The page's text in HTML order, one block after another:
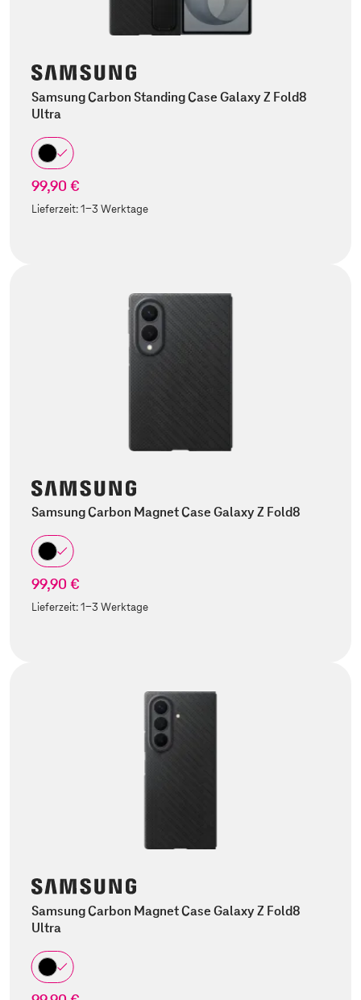
Samsung Carbon Standing Case Galaxy Z Fold8
Ultra
99,90 €
Lieferzeit:1-3 Werktage
Samsung Carbon Magnet Case Galaxy Z Fold8
99,90 €
Lieferzeit:1-3 Werktage
Samsung Carbon Magnet Case Galaxy Z Fold8
Ultra